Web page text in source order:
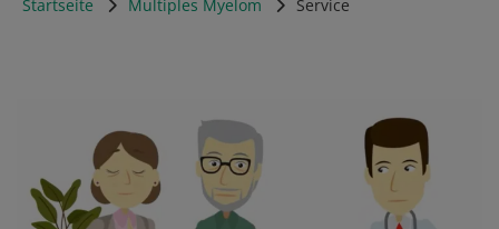
Startseite Multiples Myelom Service